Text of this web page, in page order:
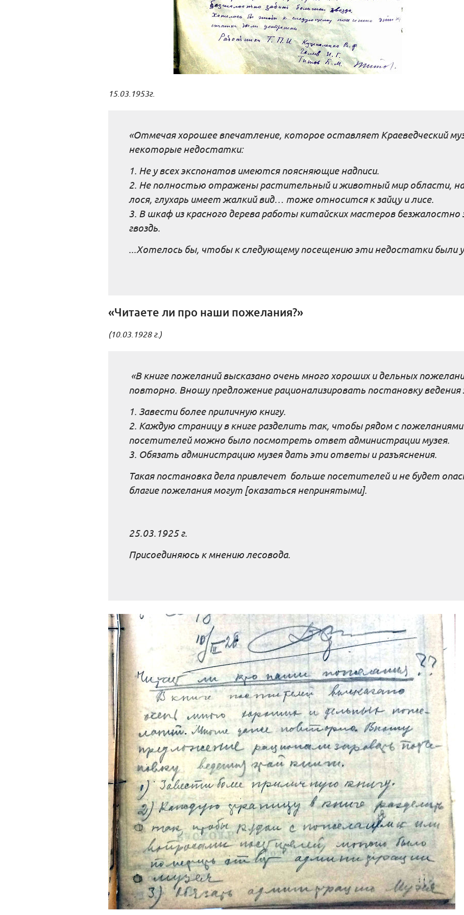
15.03.1953г.
«Отмечая хорошее впечатление, которое оставляет Краеведческий
некоторые недостатки:
1. Не у всех экспонатов имеются поясняющие надписи.
2. Не полностью отражены растительный и животный мир области,
лося, глухарь имеет жалкий вид… тоже относится к зайцу и лисе.
3. В шкаф из красного дерева работы китайских мастеров
гвоздь.
...Хотелось бы, чтобы к следующему посещению эти недостатки были
«Читаете ли про наши пожелания?»
(10.03.1928 г.)
«В книге пожеланий высказано очень много хороших и дельных
повторно. Вношу предложение рационализировать постановку ведения
1. Завести более приличную книгу.
2. Каждую страницу в книге разделить так, чтобы рядом с пожеланиями
посетителей можно было посмотреть ответ администрации музея.
3. Обязать администрацию музея дать эти ответы и разъяснения.
Такая постановка дела привлечет больше посетителей и не будет
благие пожелания могут [оказаться непринятыми].
25.03.1925 г.
Присоединяюсь к мнению лесовода.